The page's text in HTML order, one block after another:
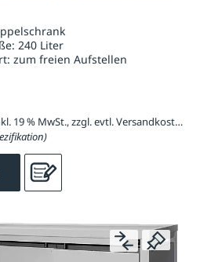
240 Liter
zum freien Aufstellen
3.696,14 € / Stück inkl. 19 % MwSt., zzgl. evtl. Versandkosten